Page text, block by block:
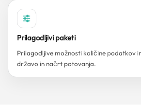
Prilagodljivi paketi
Prilagodljive možnosti količine podatkov
državo in načrt potovanja.